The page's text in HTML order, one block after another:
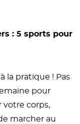
: 5 sports pour
la pratique ! Pas
pour
votre corps,
marcher au